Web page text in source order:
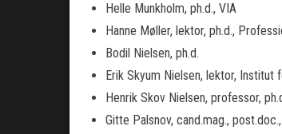
Helle Munkholm, ph.d., VIA
Hanne Møller, lektor, ph.d.,
Bodil Nielsen, ph.d.
Erik Skyum Nielsen, lektor, Institut
Henrik Skov Nielsen, professor,
Gitte Palsnov, cand.mag.,